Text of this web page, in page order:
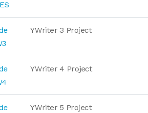
YWriter 3 Project
YWriter 4 Project
YWriter 5 Project